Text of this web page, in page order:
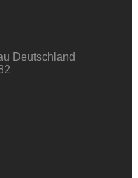
Deutschland